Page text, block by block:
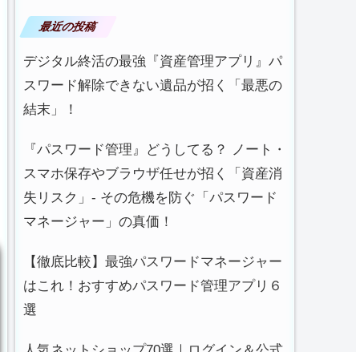
最近の投稿
デジタル終活の最強『資産管理アプリ』パ
スワード解除できない遺品が招く「最悪の
結末」！
『パスワード管理』どうしてる？ ノート・
スマホ保存やブラウザ任せが招く「資産消
失リスク」- その危機を防ぐ「パスワード
マネージャー」の真価！
【徹底比較】最強パスワードマネージャー
はこれ！おすすめパスワード管理アプリ６
選